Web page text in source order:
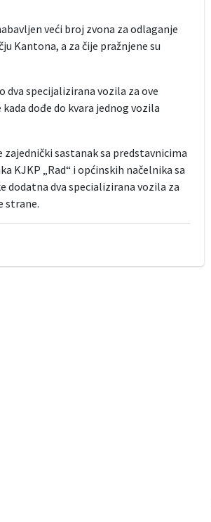
veći broj zvona za odlaganje
Kantona, a za čije pražnjene su
dva specijalizirana vozila za ove
dođe do kvara jednog vozila
sastanak sa predstavnicima
KJKP „Rad“ i općinskih načelnika sa
dodatna dva specializirana vozila za
strane.